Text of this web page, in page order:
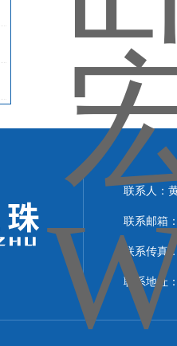
联系人：
联系邮箱
联系传真
联系地址